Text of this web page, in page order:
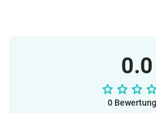
0.0
0